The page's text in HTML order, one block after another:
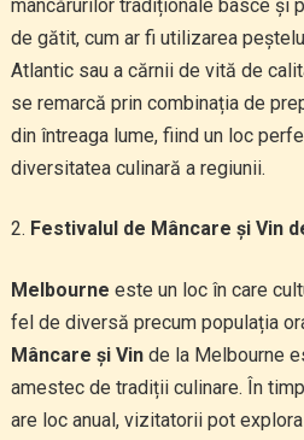
mâncărurilor tradiționale basce și
de gătit, cum ar fi utilizarea
Atlantic sau a cărnii de vită de
se remarcă prin combinația de
din întreaga lume, fiind un loc
diversitatea culinară a regiunii.
Festivalul de Mâncare și Vin
Melbourne este un loc în care
fel de diversă precum populația
Mâncare și Vinde la Melbourne
amestec de tradiții culinare. În
are loc anual, vizitatorii pot